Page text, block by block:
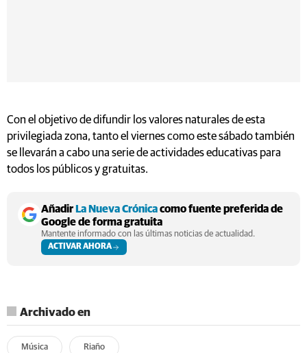
Con el objetivo de difundir los valores naturales de esta
privilegiada zona, tanto el viernes como este sábado también
se llevarán a cabo una serie de actividades educativas para
todos los públicos y gratuitas.
Añadir La Nueva Crónicacomo fuente preferida de
Google de forma gratuita
Mantente informado con las últimas noticias de actualidad.
ACTIVAR AHORA
Archivado en
Música Riaño